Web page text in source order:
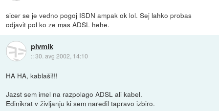
sicer se je vedno pogoj ISDN ampak ok lol. Sej lahko probas
odjavit pol ko ze mas ADSL hehe.
pivmik
::30. avg 2002, 14:10
HA HA, kablaši!!!
Jazst sem imel na razpolago ADSL ali kabel.
Edinikrat v življanju ki sem naredil tapravo izbiro.